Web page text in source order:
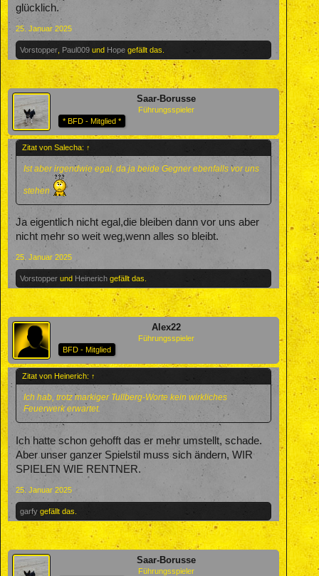
glücklich.
25. Januar 2025
Vorstopper Paul009 und Hope gefällt das.
Saar-Borusse
Führungsspieler
* BFD - Mitglied *
Zitat von Salecha: ↑
Ist aber irgendwie egal, da ja beide Gegner ebenfalls vor uns
stehen
Ja eigentlich nicht egal,die bleiben dann vor uns aber
nicht mehr so weit weg,wenn alles so bleibt.
25. Januar 2025
Vorstopper und Heinerich gefällt das.
Alex22
Führungsspieler
BFD - Mitglied
Zitat von Heinerich: ↑
Ich hab, trotz markiger Tullberg-Worte kein wirkliches
Feuerwerk erwartet.
Ich hatte schon gehofft das er mehr umstellt, schade.
Aber unser ganzer Spielstil muss sich ändern, WIR
SPIELEN WIE RENTNER.
25. Januar 2025
garfy gefällt das.
Saar-Borusse
Führungsspieler